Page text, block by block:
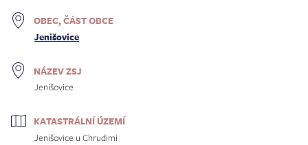
OBEC, ČÁST OBCE
Jenišovice
NÁZEV ZSJ
Jenišovice
KATASTRÁLNÍ ÚZEMÍ
Jenišovice u Chrudimi